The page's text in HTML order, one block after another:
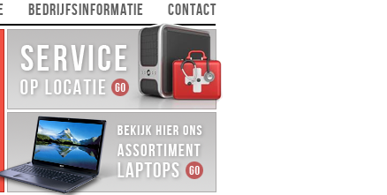
CONTACT
BEDRIJFSINFORMATIE